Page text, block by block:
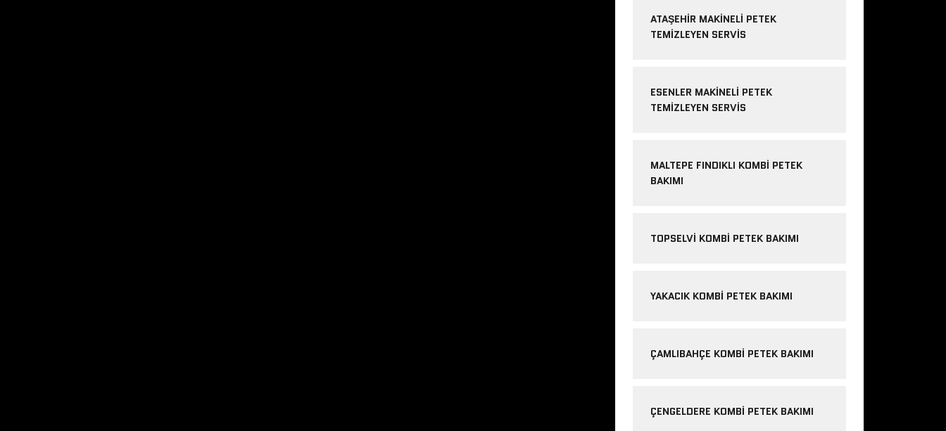
ATAŞEHIR MAKINELI PETEK
TEMIZLEYEN SERVIS
ESENLER MAKINELI PETEK
TEMIZLEYEN SERVIS
MALTEPE FINDIKLI KOMBI PETEK
BAKIMI
TOPSELVI KOMBI PETEK BAKIMI
YAKACIK KOMBI PETEK BAKIMI
ÇAMLIBAHÇE KOMBI PETEK BAKIMI
ÇENGELDERE KOMBI PETEK BAKIMI